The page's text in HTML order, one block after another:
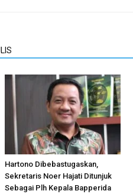
Hartono Dibebastugaskan,
Sekretaris Noer Hajati Ditunjuk
Sebagai Plh Kepala Bapperida